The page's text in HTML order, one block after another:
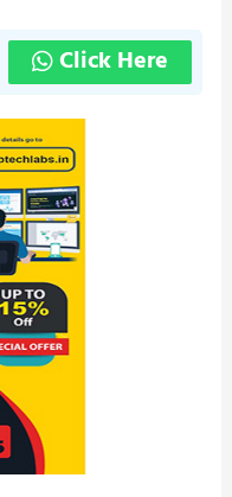
Click Here